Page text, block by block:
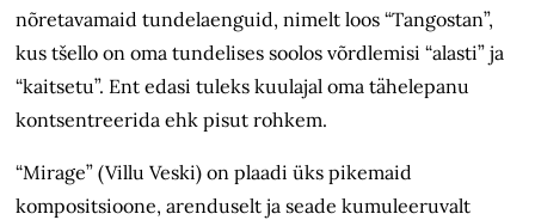
nõretavamaid tundelaenguid, nimelt loos “Tangostan”,
kus tšello on oma tundelises soolos võrdlemisi “alasti” ja
“kaitsetu”. Ent edasi tuleks kuulajal oma tähelepanu
kontsentreerida ehk pisut rohkem.
“Mirage” (Villu Veski) on plaadi üks pikemaid
kompositsioone, arenduselt ja seade kumuleeruvalt